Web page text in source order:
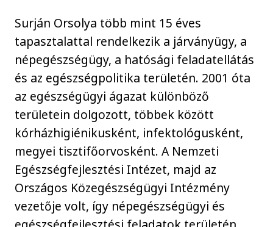
Surján Orsolya több mint 15 éves
tapasztalattal rendelkezik a járványügy, a
népegészségügy, a hatósági feladatellátás
és az egészségpolitika területén. 2001 óta
az egészségügyi ágazat különböző
területein dolgozott, többek között
kórházhigiénikusként, infektológusként,
megyei tisztifőorvosként. A Nemzeti
Egészségfejlesztési Intézet, majd az
Országos Közegészségügyi Intézmény
vezetője volt, így népegészségügyi és